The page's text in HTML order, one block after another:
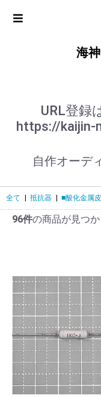
海神
URL登録
https://kaijin-
自作オーデ
全て 抵抗器 ■酸化金属
96件の商品が見つ